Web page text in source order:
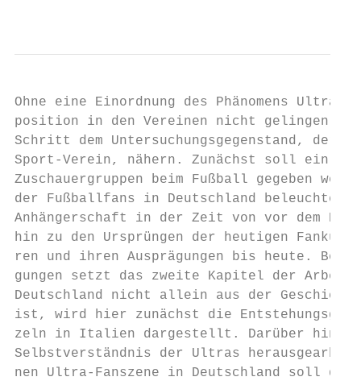
Ohne eine Einordnung des Phänomens
position in den Vereinen nicht gelingen.
Schritt dem Untersuchungsgegenstand, der
Sport‐Verein, nähern. Zunächst soll ein
Zuschauergruppen beim Fußball gegeben
der Fußballfans in Deutschland beleuchtet:
Anhängerschaft in der Zeit von vor dem
hin zu den Ursprüngen der heutigen
ren und ihren Ausprägungen bis heute.
gungen setzt das zweite Kapitel der Arbeit
Deutschland nicht allein aus der
ist, wird hier zunächst die
zeln in Italien dargestellt. Darüber hinaus
Selbstverständnis der Ultras
nen Ultra‐Fanszene in Deutschland soll